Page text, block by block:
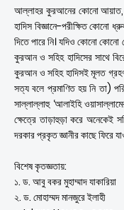
আল্লাহর কুরআনের কোনো আয়াত,
হাদিস বিজ্ঞানে-পরীক্ষিত
দিতে পারে নি। যদিও কোনো
কুরআন ও সহিহ হাদিসের সাথে
কুরআন ও সহিহ হাদিসই মূলত
সত্য বলে প্রমাণিত হয় নি তা)
সাল্লাল্লাহু ‘আলাইহি
ক্ষেত্রে তাড়াহুড়া করে অনেকেই
দরকার প্রকৃত জ্ঞানীর কাছে ফিরে
বিশেষ কৃতজ্ঞতায়:
১. ড. আবু বকর মুহাম্মাদ যাকারিয়া
২. ড. মোহাম্মদ মানজুরে ইলাহী